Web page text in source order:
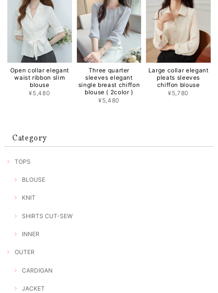
Open collar elegant
waist ribbon slim
blouse
¥5,480
Three quarter
sleeves elegant
single breast chiffon
blouse ( 2color )
¥5,480
Large collar elegant
pleats sleeves
chiffon blouse
¥5,780
Category
TOPS
BLOUSE
KNIT
SHIRTS CUT-SEW
INNER
OUTER
CARDIGAN
JACKET